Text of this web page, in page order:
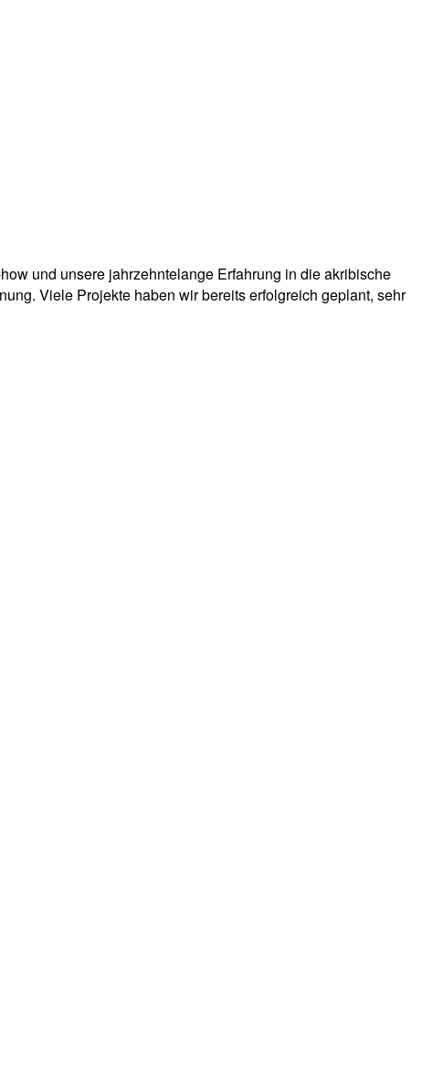
und unsere jahrzehntelange Erfahrung in die akribische
Viele Projekte haben wir bereits erfolgreich geplant, sehr